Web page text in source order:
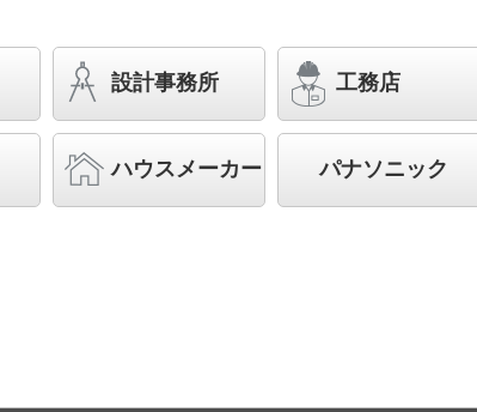
40形 ライトバー 連続調光型調光タイプ（ライ
力型2灯器具相当 Hf32形高出力型2灯・6900 lm
バリュアブル商品（省エネ・デザイン性・配光制御など様
◆工場在庫品
設計事務所 工務店
ハウスメーカー パナソニック